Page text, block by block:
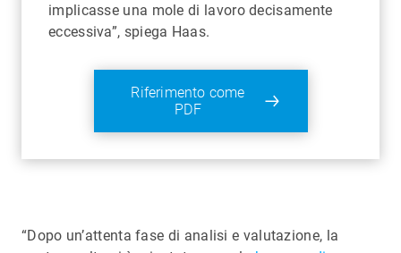
implicasse una mole di lavoro decisamente
eccessiva”, spiega Haas.
Riferimento come
PDF
“Dopo un’attenta fase di analisi e valutazione, la